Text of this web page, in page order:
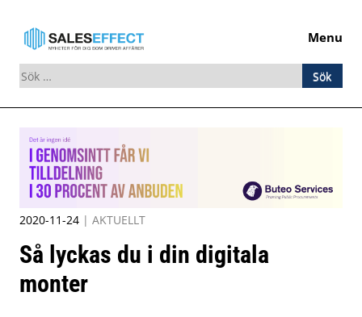
Menu
Sök
efter:
Skip
to
content
2020-11-24 | AKTUELLT
Så lyckas du i din digitala
monter